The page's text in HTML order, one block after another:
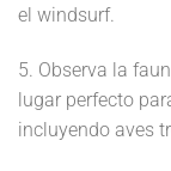
el windsurf.
5. Observa la
lugar perfecto
incluyendo aves